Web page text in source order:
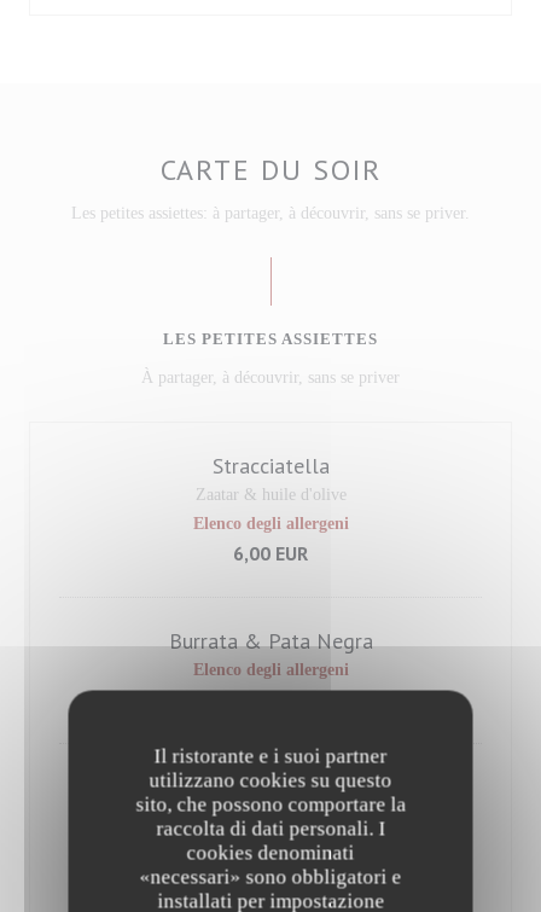
Il ristorante e i suoi partner
utilizzano cookies su questo
sito, che possono comportare la
raccolta di dati personali. I
cookies denominati
«necessari» sono obbligatori e
installati per impostazione
CARTE DU SOIR
Les petites assiettes: à partager, à découvrir, sans se priver.
LES PETITES ASSIETTES
À partager, à découvrir, sans se priver
Stracciatella
Zaatar & huile d'olive
Elenco degli allergeni
6,00 EUR
Burrata & Pata Negra
Elenco degli allergeni
Aubergine Panko croustillante
Mayonnaise épicée
Elenco degli allergeni
7,50 EUR